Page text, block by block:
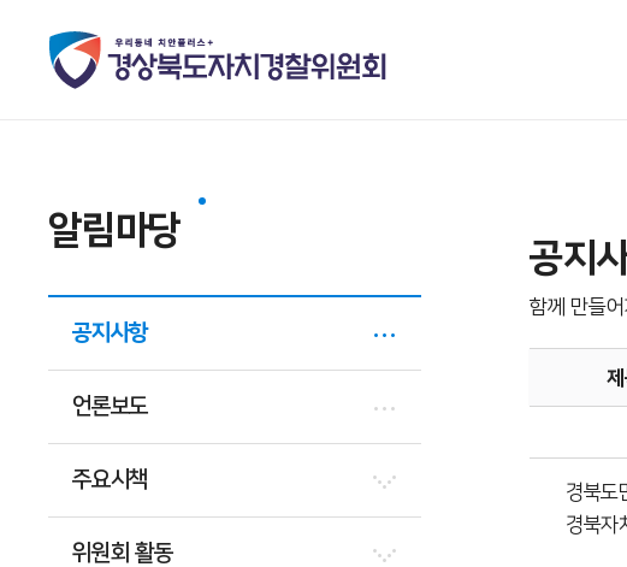
알림마당
공지사항
언론보도
주요시책
위원회 활동
공지
함께 만들
경북도
경북자